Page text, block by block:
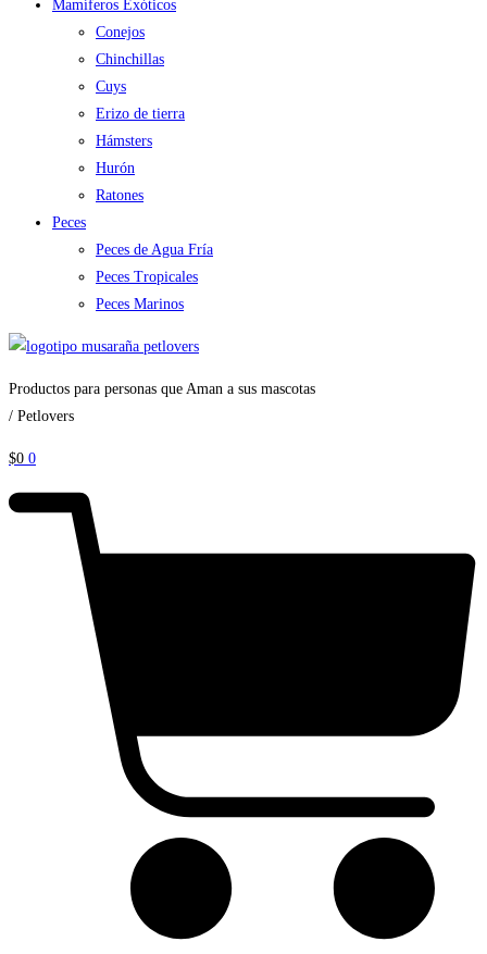
Mamíferos Exóticos
Conejos
Chinchillas
Cuys
Erizo de tierra
Hámsters
Hurón
Ratones
Peces
Peces de Agua Fría
Peces Tropicales
Peces Marinos
Productos para personas que Aman a sus mascotas
/ Petlovers
$0 0